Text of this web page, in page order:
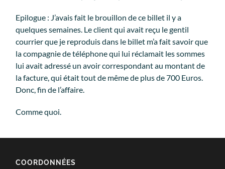
Epilogue : J’avais fait le brouillon de ce billet il y a
quelques semaines. Le client qui avait reçu le gentil
courrier que je reproduis dans le billet m’a fait savoir que
la compagnie de téléphone qui lui réclamait les sommes
lui avait adressé un avoir correspondant au montant de
la facture, qui était tout de même de plus de 700 Euros.
Donc, fin de l’affaire.
Comme quoi.
COORDONNÉES